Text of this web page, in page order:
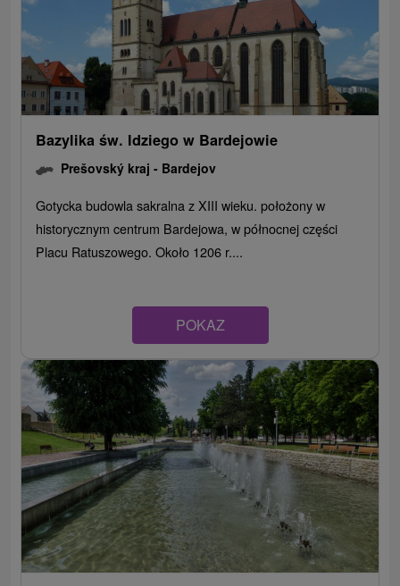
Bazylika św. Idziego w Bardejowie
Prešovský kraj - Bardejov
Gotycka budowla sakralna z XIII wieku. położony w
historycznym centrum Bardejowa, w północnej części
Placu Ratuszowego. Około 1206 r....
POKAZ